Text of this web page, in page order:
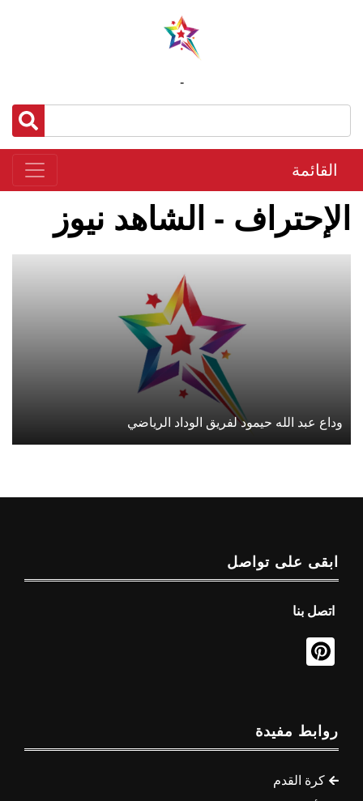
-
القائمة
الإحتراف - الشاهد نيوز
وداع عبد الله حيمود لفريق الوداد الرياضي
ابقى على تواصل
اتصل بنا
روابط مفيدة
كرة القدم